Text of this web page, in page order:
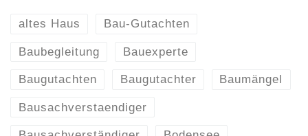
altes Haus Bau-Gutachten
Baubegleitung Bauexperte
Baugutachten Baugutachter Baumängel
Bausachverstaendiger